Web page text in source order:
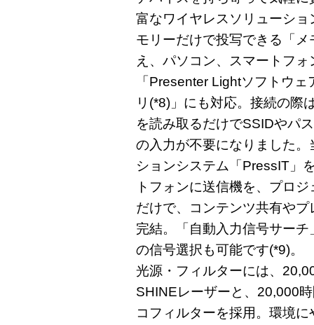
富なワイヤレスソリューシ
モリーだけで投写できる「
え、パソコン、スマートフ
「Presenter Lightソフトウ
リ(*8)」にも対応。接続の際
を読み取るだけでSSIDやパ
の入力が不要になりました
ションシステム「PressIT」
トフォンに送信機を、プロ
だけで、コンテンツ共有や
完結。「自動入力信号サー
の信号選択も可能です(*9)。
光源・フィルターには、
SHINEレーザーと、20,000
コフィルターを採用。環境